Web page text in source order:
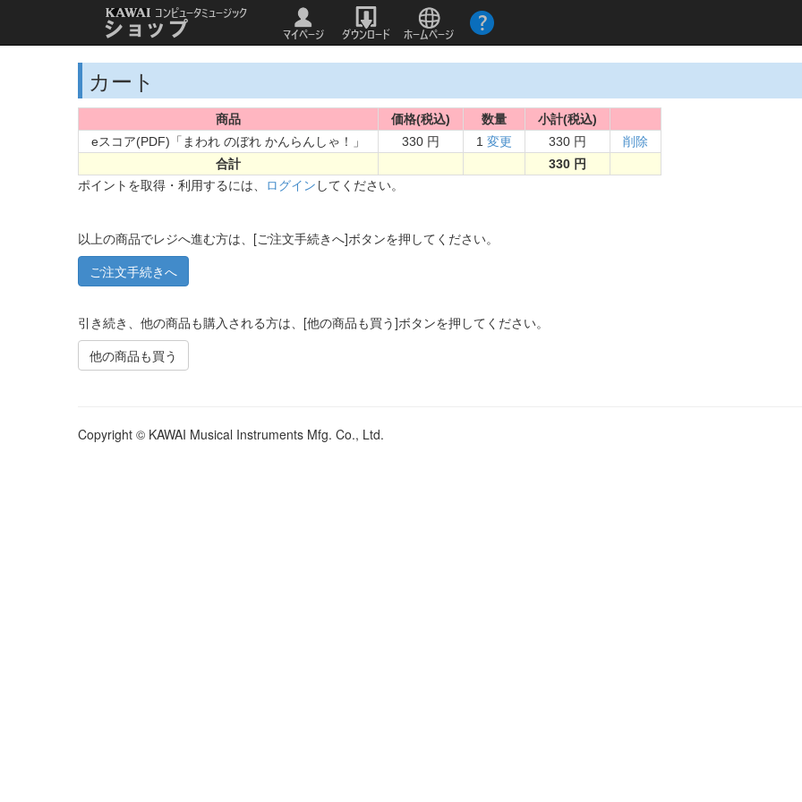
カート
商品 価格(税込) 数量
小計(税込)
eスコア(PDF)「まわれ のぼれ かんらんしゃ！」
330 円 1 変更 330 円
削除
合計
330 円
ポイントを取得・利用するには、 ログイン してください。
以上の商品でレジへ進む方は、[ご注文手続きへ]ボタンを押してください。
引き続き、他の商品も購入される方は、[他の商品も買う]ボタンを押してください。
他の商品も買う
Copyright © KAWAI Musical Instruments Mfg. Co., Ltd.